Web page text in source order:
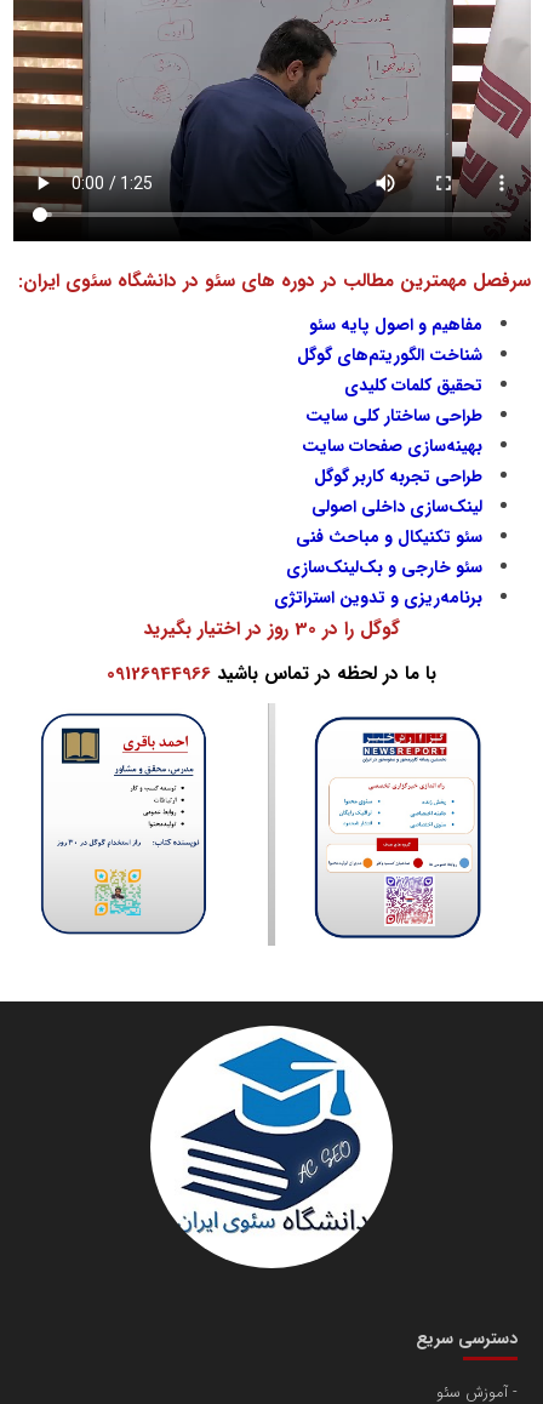
سرفصل مهمترین مطالب در دوره های سئو در دانشگاه سئوی ایران:
مفاهیم و اصول پایه سئو
شناخت الگوریتم‌های گوگل
تحقیق کلمات کلیدی
طراحی ساختار کلی سایت
بهینه‌سازی صفحات سایت
طراحی تجربه کاربر گوگل
لینک‌سازی داخلی اصولی
سئو تکنیکال و مباحث فنی
سئو خارجی و بک‌لینک‌سازی
برنامه‌ریزی و تدوین استراتژی
گوگل را در 30 روز در اختیار بگیرید
با ما در لحظه در تماس باشید 09126944966
دسترسی سریع
آموزش سئو